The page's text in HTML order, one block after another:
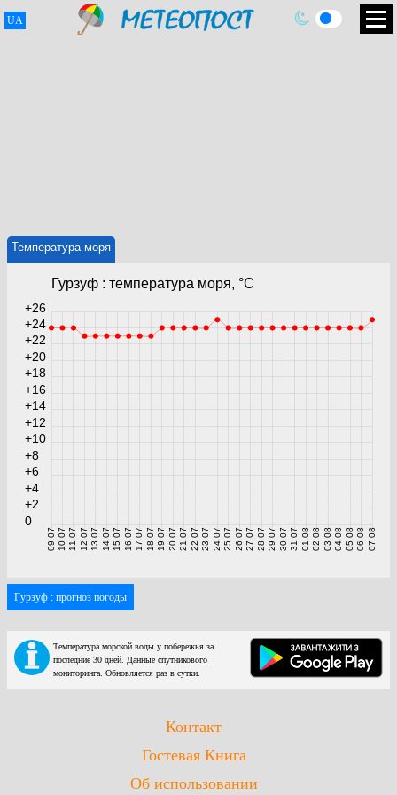
UA
Температура моря
Гурзуф : температура моря, °C
09.0710.0711.07 12.0713.07 14.0715.07 16.0717.07 18.0719.07 20.0721.07 22.0723.07 24.0725.07 26.0727.07 28.0729.07 30.0731.07 01.0802.08 03.0804.08 05.0806.08 07.08
0
+2
+4
+6
+8
+10
+12
+14
+16
+18
+20
+22
+24
+26
Гурзуф : прогноз погоды
Температура морской воды у побережья за
последние 30 дней. Данные спутникового
мониторинга. Обновляется раз в сутки.
Контакт
Гостевая Книга
Об использовании